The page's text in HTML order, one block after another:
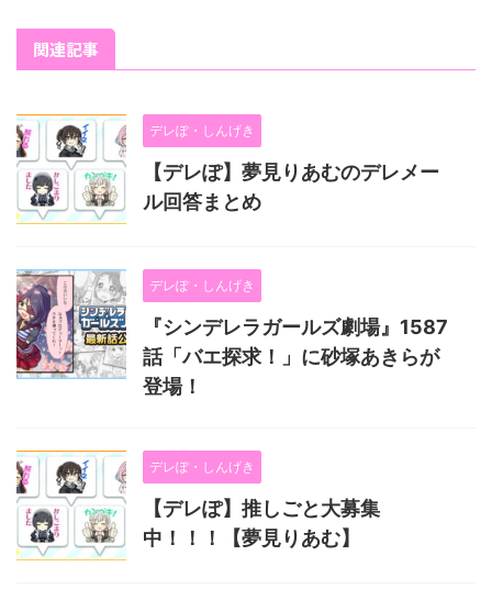
関連記事
デレぽ・しんげき
【デレぽ】夢見りあむのデレメー
ル回答まとめ
デレぽ・しんげき
『シンデレラガールズ劇場』1587
話「バエ探求！」に砂塚あきらが
登場！
デレぽ・しんげき
【デレぽ】推しごと大募集
中！！！【夢見りあむ】